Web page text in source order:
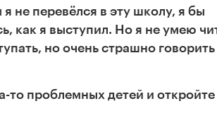
не перевёлся в эту школу, я бы
как я выступил. Но я не умею
но очень страшно говорить
то проблемных детей и откройте